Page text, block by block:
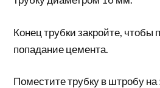
Конец трубки закройте, чтобы
попадание цемента.
Поместите трубку в штробу